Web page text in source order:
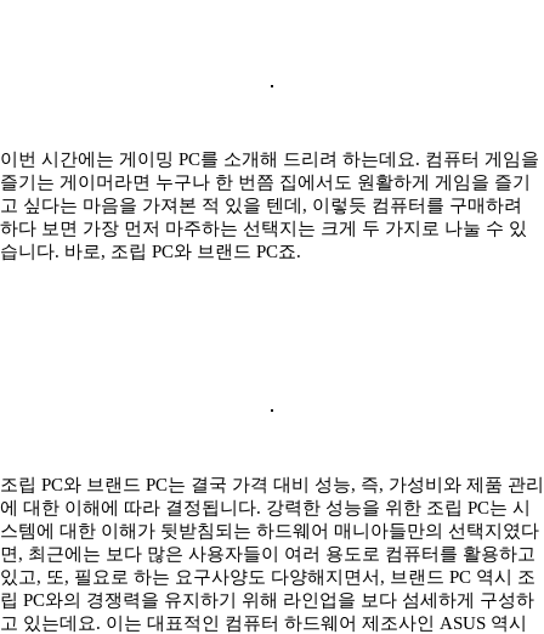
이번 시간에는 게이밍 PC를 소개해 드리려 하는데요. 컴퓨터 게임을
즐기는 게이머라면 누구나 한 번쯤 집에서도 원활하게 게임을 즐기
고 싶다는 마음을 가져본 적 있을 텐데, 이렇듯 컴퓨터를 구매하려
하다 보면 가장 먼저 마주하는 선택지는 크게 두 가지로 나눌 수 있
습니다. 바로, 조립 PC와 브랜드 PC죠.
조립 PC와 브랜드 PC는 결국 가격 대비 성능, 즉, 가성비와 제품 관리
에 대한 이해에 따라 결정됩니다. 강력한 성능을 위한 조립 PC는 시
스템에 대한 이해가 뒷받침되는 하드웨어 매니아들만의 선택지였다
면, 최근에는 보다 많은 사용자들이 여러 용도로 컴퓨터를 활용하고
있고, 또, 필요로 하는 요구사양도 다양해지면서, 브랜드 PC 역시 조
립 PC와의 경쟁력을 유지하기 위해 라인업을 보다 섬세하게 구성하
고 있는데요. 이는 대표적인 컴퓨터 하드웨어 제조사인 ASUS 역시